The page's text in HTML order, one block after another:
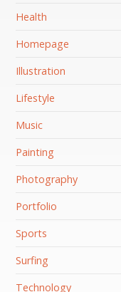
Health
Homepage
Illustration
Lifestyle
Music
Painting
Photography
Portfolio
Sports
Surfing
Technology